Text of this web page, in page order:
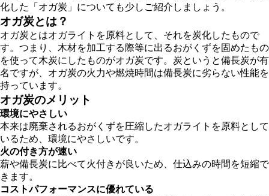
化した「オガ炭」についても少しご紹介しましょう。
オガ炭とは？
オガ炭とはオガライトを原料として、それを炭化したもので
す。つまり、木材を加工する際等に出るおがくずを固めたもの
を使って木炭にしたものがオガ炭です。炭というと備長炭が有
名ですが、オガ炭の火力や燃焼時間は備長炭に劣らない性能を
持っています。
オガ炭のメリット
環境にやさしい
本来は廃棄されるおがくずを圧縮したオガライトを原料として
いるため、環境にやさしいです。
火の付き方が速い
薪や備長炭に比べて火付きが良いため、仕込みの時間を短縮で
きます。
コストパフォーマンスに優れている